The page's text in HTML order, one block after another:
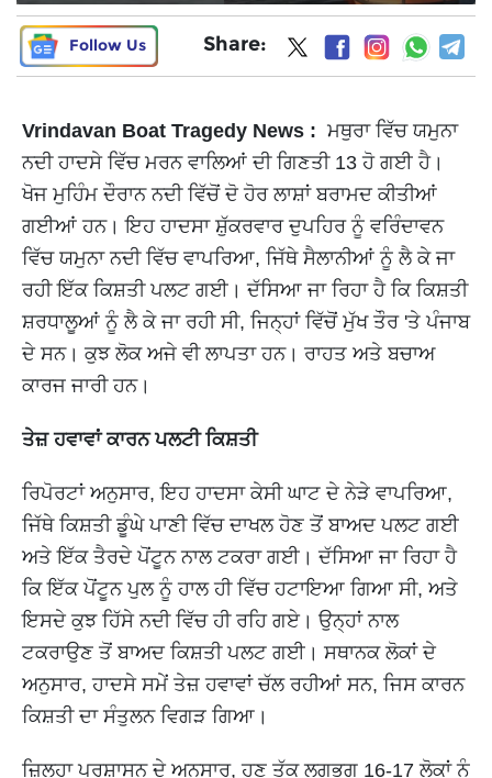
Follow Us Share:
Vrindavan Boat Tragedy News : ਮਥੁਰਾ ਵਿੱਚ ਯਮੁਨਾ
ਨਦੀ ਹਾਦਸੇ ਵਿੱਚ ਮਰਨ ਵਾਲਿਆਂ ਦੀ ਗਿਣਤੀ 13 ਹੋ ਗਈ ਹੈ।
ਖੋਜ ਮੁਹਿੰਮ ਦੌਰਾਨ ਨਦੀ ਵਿੱਚੋਂ ਦੋ ਹੋਰ ਲਾਸ਼ਾਂ ਬਰਾਮਦ ਕੀਤੀਆਂ
ਗਈਆਂ ਹਨ। ਇਹ ਹਾਦਸਾ ਸ਼ੁੱਕਰਵਾਰ ਦੁਪਹਿਰ ਨੂੰ ਵਰਿੰਦਾਵਨ
ਵਿੱਚ ਯਮੁਨਾ ਨਦੀ ਵਿੱਚ ਵਾਪਰਿਆ, ਜਿੱਥੇ ਸੈਲਾਨੀਆਂ ਨੂੰ ਲੈ ਕੇ ਜਾ
ਰਹੀ ਇੱਕ ਕਿਸ਼ਤੀ ਪਲਟ ਗਈ। ਦੱਸਿਆ ਜਾ ਰਿਹਾ ਹੈ ਕਿ ਕਿਸ਼ਤੀ
ਸ਼ਰਧਾਲੂਆਂ ਨੂੰ ਲੈ ਕੇ ਜਾ ਰਹੀ ਸੀ, ਜਿਨ੍ਹਾਂ ਵਿੱਚੋਂ ਮੁੱਖ ਤੌਰ 'ਤੇ ਪੰਜਾਬ
ਦੇ ਸਨ। ਕੁਝ ਲੋਕ ਅਜੇ ਵੀ ਲਾਪਤਾ ਹਨ। ਰਾਹਤ ਅਤੇ ਬਚਾਅ
ਕਾਰਜ ਜਾਰੀ ਹਨ।
ਤੇਜ਼ ਹਵਾਵਾਂ ਕਾਰਨ ਪਲਟੀ ਕਿਸ਼ਤੀ
ਰਿਪੋਰਟਾਂ ਅਨੁਸਾਰ, ਇਹ ਹਾਦਸਾ ਕੇਸੀ ਘਾਟ ਦੇ ਨੇੜੇ ਵਾਪਰਿਆ,
ਜਿੱਥੇ ਕਿਸ਼ਤੀ ਡੂੰਘੇ ਪਾਣੀ ਵਿੱਚ ਦਾਖਲ ਹੋਣ ਤੋਂ ਬਾਅਦ ਪਲਟ ਗਈ
ਅਤੇ ਇੱਕ ਤੈਰਦੇ ਪੋਂਟੂਨ ਨਾਲ ਟਕਰਾ ਗਈ। ਦੱਸਿਆ ਜਾ ਰਿਹਾ ਹੈ
ਕਿ ਇੱਕ ਪੋਂਟੂਨ ਪੁਲ ਨੂੰ ਹਾਲ ਹੀ ਵਿੱਚ ਹਟਾਇਆ ਗਿਆ ਸੀ, ਅਤੇ
ਇਸਦੇ ਕੁਝ ਹਿੱਸੇ ਨਦੀ ਵਿੱਚ ਹੀ ਰਹਿ ਗਏ। ਉਨ੍ਹਾਂ ਨਾਲ
ਟਕਰਾਉਣ ਤੋਂ ਬਾਅਦ ਕਿਸ਼ਤੀ ਪਲਟ ਗਈ। ਸਥਾਨਕ ਲੋਕਾਂ ਦੇ
ਅਨੁਸਾਰ, ਹਾਦਸੇ ਸਮੇਂ ਤੇਜ਼ ਹਵਾਵਾਂ ਚੱਲ ਰਹੀਆਂ ਸਨ, ਜਿਸ ਕਾਰਨ
ਕਿਸ਼ਤੀ ਦਾ ਸੰਤੁਲਨ ਵਿਗੜ ਗਿਆ।
ਜ਼ਿਲ੍ਹਾ ਪ੍ਰਸ਼ਾਸਨ ਦੇ ਅਨੁਸਾਰ, ਹੁਣ ਤੱਕ ਲਗਭਗ 16-17 ਲੋਕਾਂ ਨੂੰ